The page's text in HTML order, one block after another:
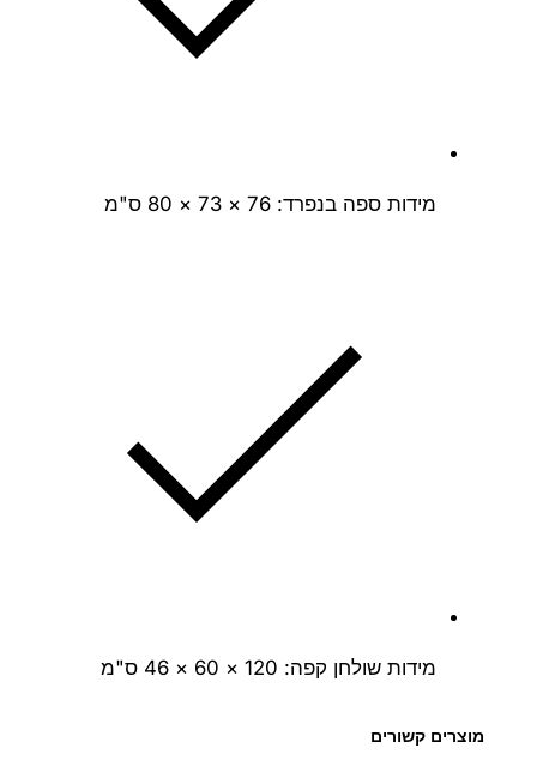
מידות ספה בנפרד: 76 × 73 × 80 ס"מ
מידות שולחן קפה: 120 × 60 × 46 ס"מ
מוצרים קשורים